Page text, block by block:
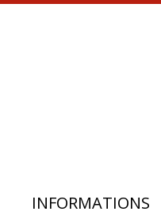
INFORMATIONS